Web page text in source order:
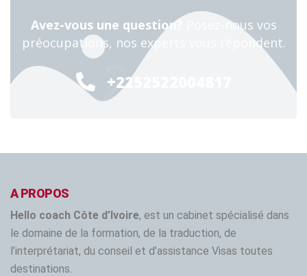
Avez-vous une question?
Posez-nous vos
préocupations, nos experts vous répondent.
+2252522004817
24/7
A PROPOS
Hello coach Côte d’Ivoire, est un cabinet spécialisé dans
le domaine de la formation, de la traduction, de
l’interprétariat, du conseil et d’assistance Visas toutes
destinations.